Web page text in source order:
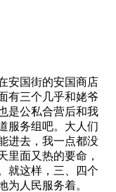
安国街的安国商店
有三个几乎和姥爷
是公私合营后和我
服务组吧。大人们
进去，我一点都没
里面又热的要命，
就这样，三、四个
为人民服务着。